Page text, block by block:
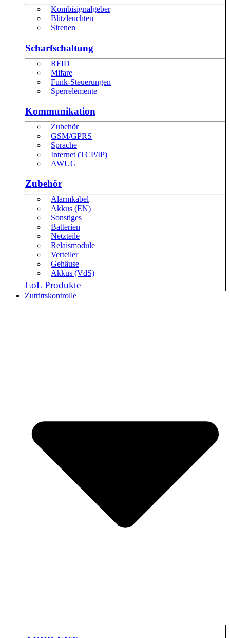
Kombisignalgeber
Blitzleuchten
Sirenen
Scharfschaltung
RFID
Mifare
Funk-Steuerungen
Sperrelemente
Kommunikation
Zubehör
GSM/GPRS
Sprache
Internet (TCP/IP)
AWUG
Zubehör
Alarmkabel
Akkus (EN)
Sonstiges
Batterien
Netzteile
Relaismodule
Verteiler
Gehäuse
Akkus (VdS)
EoL Produkte
Zutrittskontrolle